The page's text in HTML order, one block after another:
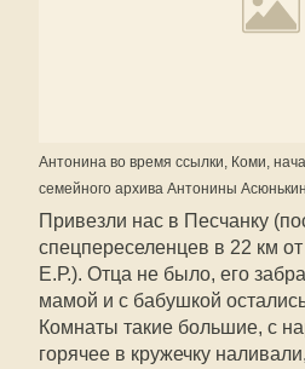
Антонина во время ссылки, Коми,
семейного архива Антонины
Привезли нас в Песчанку
спецпереселенцев в 22 км
Е.Р.). Отца не было, его
мамой и с бабушкой
Комнаты такие большие, с
горячее в кружечку